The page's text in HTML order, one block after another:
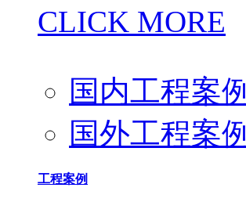
CLICK MORE
国内工程案例
国外工程案例
工程案例